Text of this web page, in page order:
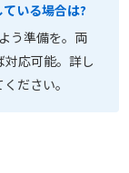
いる場合は?
う準備を。両
応可能。詳し
ださい。